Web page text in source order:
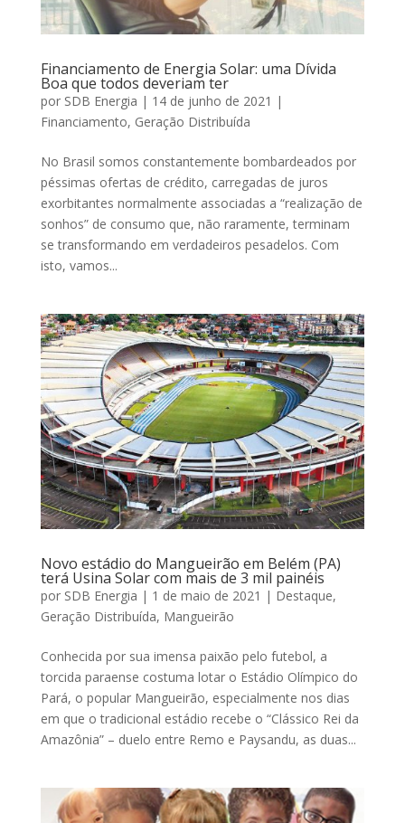
Financiamento de Energia Solar: uma Dívida
Boa que todos deveriam ter
por SDB Energia | 14 de junho de 2021 |
Financiamento, Geração Distribuída
No Brasil somos constantemente bombardeados por
péssimas ofertas de crédito, carregadas de juros
exorbitantes normalmente associadas a “realização de
sonhos” de consumo que, não raramente, terminam
se transformando em verdadeiros pesadelos. Com
isto, vamos...
Novo estádio do Mangueirão em Belém (PA)
terá Usina Solar com mais de 3 mil painéis
por SDB Energia | 1 de maio de 2021 | Destaque,
Geração Distribuída, Mangueirão
Conhecida por sua imensa paixão pelo futebol, a
torcida paraense costuma lotar o Estádio Olímpico do
Pará, o popular Mangueirão, especialmente nos dias
em que o tradicional estádio recebe o “Clássico Rei da
Amazônia” – duelo entre Remo e Paysandu, as duas...